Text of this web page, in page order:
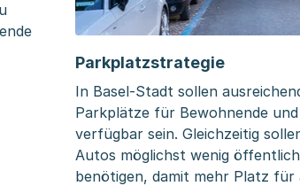
Verkehrslenkung
Parkplatzstrategie
In Basel-Stadt sollen
Parkplätze für Bewohnende
verfügbar sein. Gleichzeitig
Autos möglichst wenig
benötigen, damit mehr Platz für